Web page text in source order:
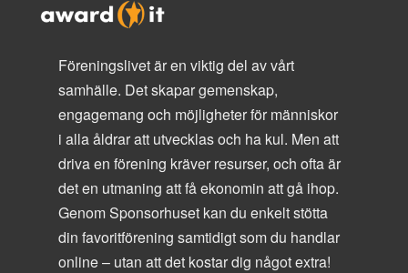
Föreningslivet är en viktig del av vårt
samhälle. Det skapar gemenskap,
engagemang och möjligheter för människor
i alla åldrar att utvecklas och ha kul. Men att
driva en förening kräver resurser, och ofta är
det en utmaning att få ekonomin att gå ihop.
Genom Sponsorhuset kan du enkelt stötta
din favoritförening samtidigt som du handlar
online – utan att det kostar dig något extra!